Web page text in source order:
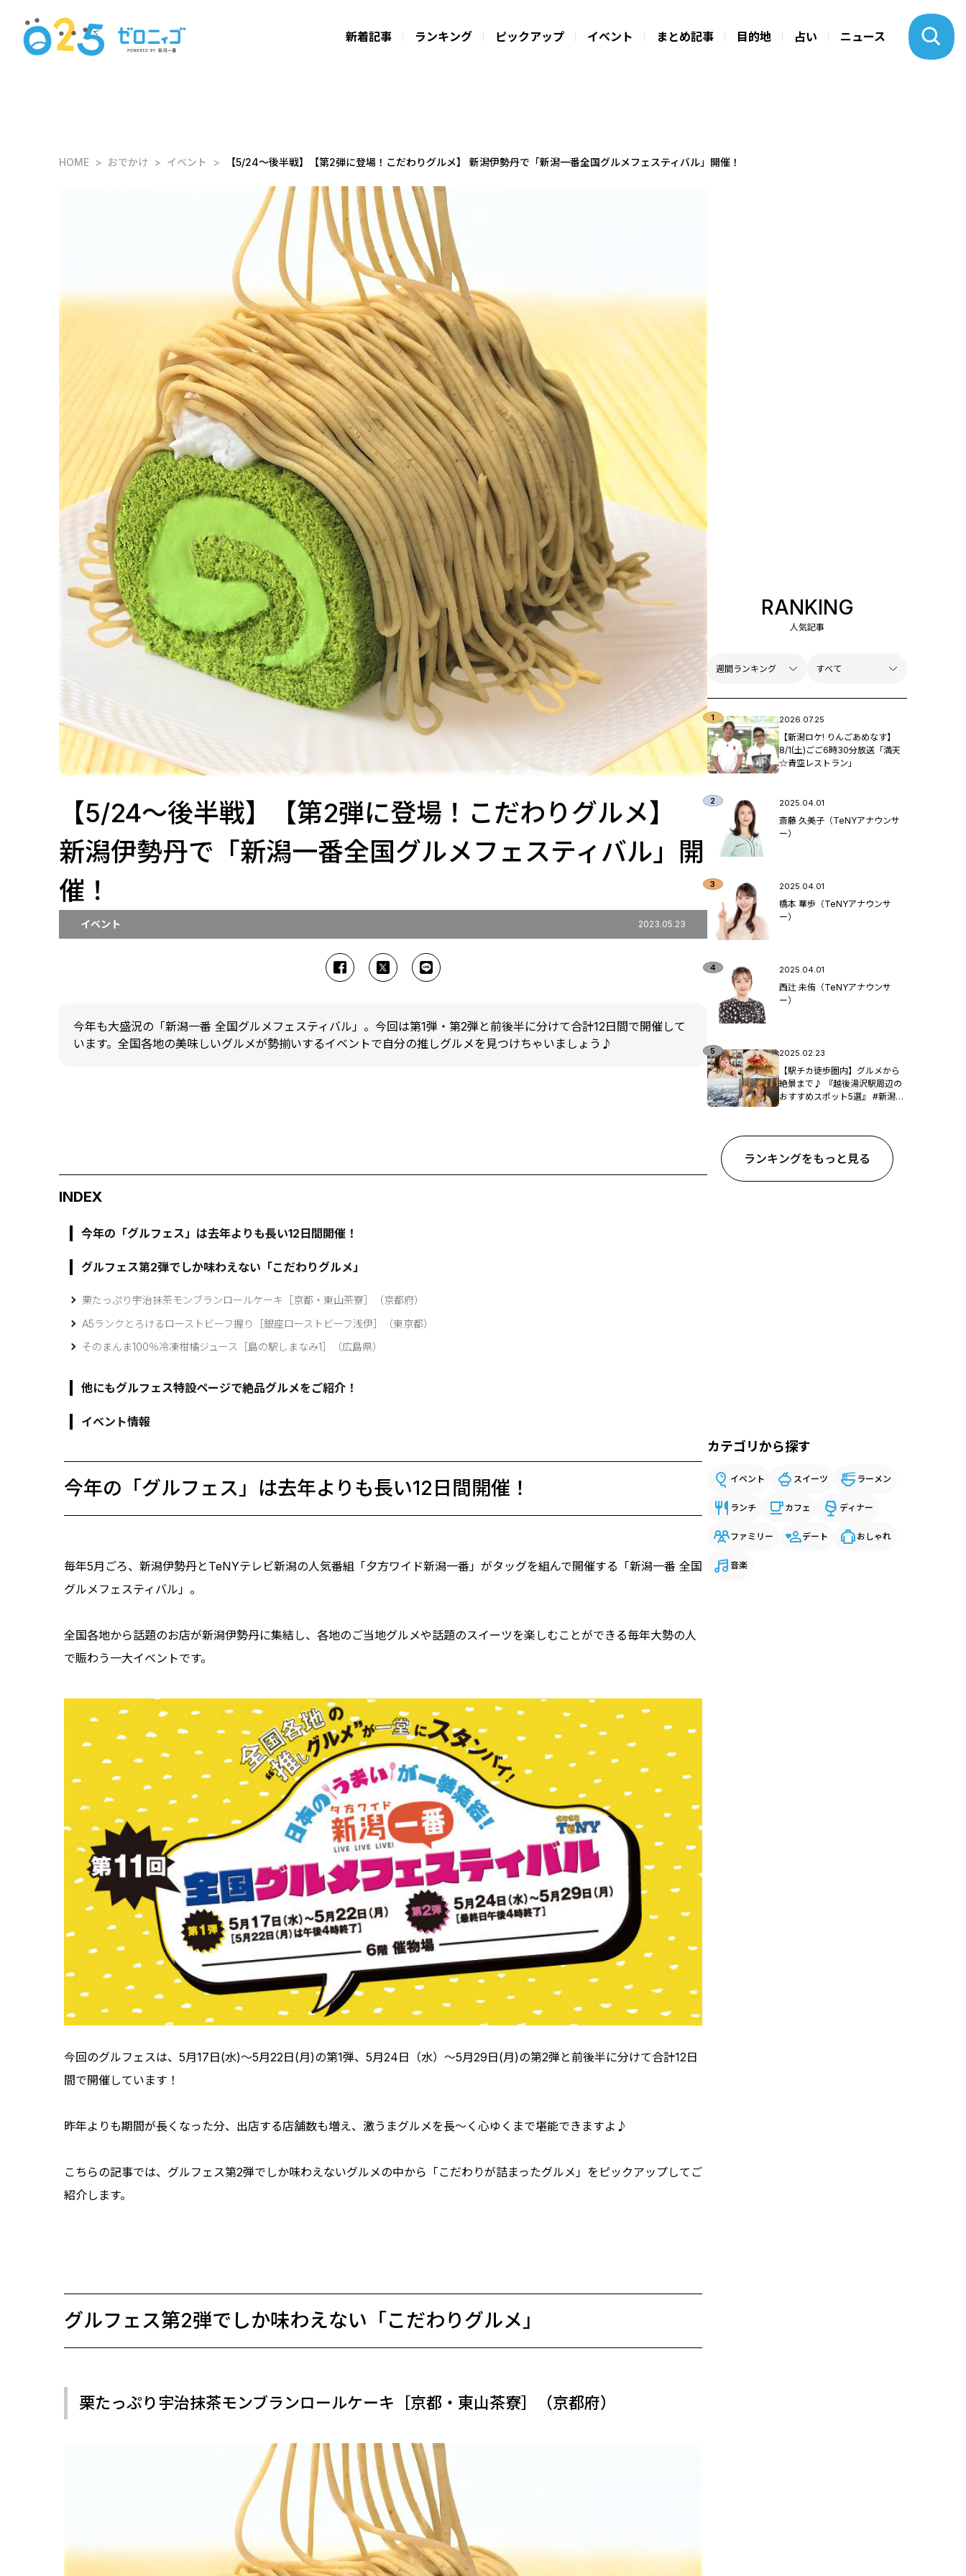
新着記事 ランキング ピックアップ イベント まとめ記事 目的地 占い ニュース
HOME おでかけ イベント 【5/24～後半戦】【第2弾に登場！こだわりグルメ】 新潟伊勢丹で「新潟一番全国グルメフェスティバル」開催！
【5/24～後半戦】【第2弾に登場！こだわりグルメ】
新潟伊勢丹で「新潟一番全国グルメフェスティバル」開
催！
イベント 2023.05.23
今年も大盛況の「新潟一番 全国グルメフェスティバル」。今回は第1弾・第2弾と前後半に分けて合計12日間で開催して
います。全国各地の美味しいグルメが勢揃いするイベントで自分の推しグルメを見つけちゃいましょう♪
INDEX
今年の「グルフェス」は去年よりも長い12日間開催！
グルフェス第2弾でしか味わえない「こだわりグルメ」
栗たっぷり宇治抹茶モンブランロールケーキ［京都・東山茶寮］（京都府）
A5ランクとろけるローストビーフ握り［銀座ローストビーフ浅伊］（東京都）
そのまんま100％冷凍柑橘ジュース［島の駅しまなみ1］（広島県）
他にもグルフェス特設ページで絶品グルメをご紹介！
イベント情報
今年の「グルフェス」は去年よりも長い12日間開催！
毎年5月ごろ、新潟伊勢丹とTeNYテレビ新潟の人気番組「夕方ワイド新潟一番」がタッグを組んで開催する「新潟一番 全国
グルメフェスティバル」。
全国各地から話題のお店が新潟伊勢丹に集結し、各地のご当地グルメや話題のスイーツを楽しむことができる毎年大勢の人
で賑わう一大イベントです。
今回のグルフェスは、5月17日(水)～5月22日(月)の第1弾、5月24日（水）～5月29日(月)の第2弾と前後半に分けて合計12日
間で開催しています！
昨年よりも期間が長くなった分、出店する店舗数も増え、激うまグルメを長～く心ゆくまで堪能できますよ♪
こちらの記事では、グルフェス第2弾でしか味わえないグルメの中から「こだわりが詰まったグルメ」をピックアップしてご
紹介します。
グルフェス第2弾でしか味わえない「こだわりグルメ」
栗たっぷり宇治抹茶モンブランロールケーキ［京都・東山茶寮］（京都府）
RANKING
人気記事
2026.07.25
【新潟ロケ! りんごあめなす】
8/1(土)ごご6時30分放送「満天
☆青空レストラン」
2025.04.01
斎藤 久美子（TeNYアナウンサ
ー）
2025.04.01
橋本 華歩（TeNYアナウンサ
ー）
2025.04.01
西辻 未侑（TeNYアナウンサ
ー）
2025.02.23
【駅チカ徒歩圏内】グルメから
絶景まで♪ 『越後湯沢駅周辺の
おすすめスポット5選』 #新潟観
ランキングをもっと見る
カテゴリから探す
イベント スイーツ ラーメン
ランチ カフェ ディナー
ファミリー デート おしゃれ
音楽